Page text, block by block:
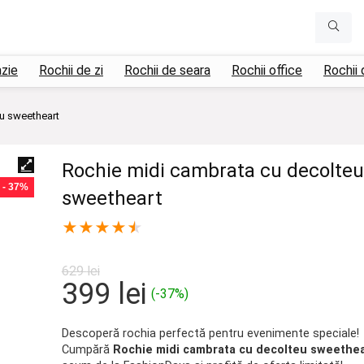
Rochii de zi Rochii de seara Rochii office Rochii
sweetheart
- 37%
Rochie midi cambrata cu decolteu
sweetheart
★★★★★
629lei
Prețul
a
399 leiPrețul
este:
(-37%)
Descoperă rochia perfectă pentru evenimente speciale!
Cumpără Rochie midi cambrata cu decolteu